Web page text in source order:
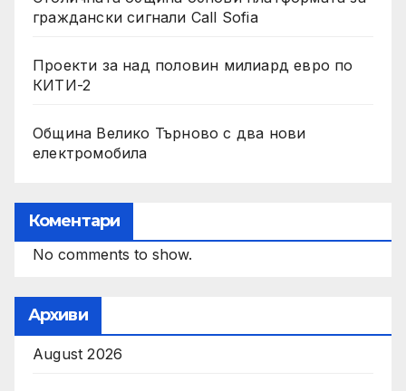
граждански сигнали Call Sofia
Проекти за над половин милиард евро по
КИТИ-2
Община Велико Търново с два нови
електромобила
Коментари
No comments to show.
Архиви
August 2026